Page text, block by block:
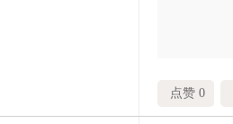
点赞 0